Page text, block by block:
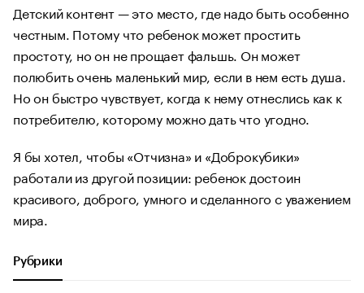
Детский контент — это место, где надо быть особенно
честным. Потому что ребенок может простить
простоту, но он не прощает фальшь. Он может
полюбить очень маленький мир, если в нем есть душа.
Но он быстро чувствует, когда к нему отнеслись как к
потребителю, которому можно дать что угодно.
Я бы хотел, чтобы «Отчизна» и «Доброкубики»
работали из другой позиции: ребенок достоин
красивого, доброго, умного и сделанного с уважением
мира.
Рубрики